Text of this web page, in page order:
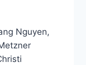
Nguyen,